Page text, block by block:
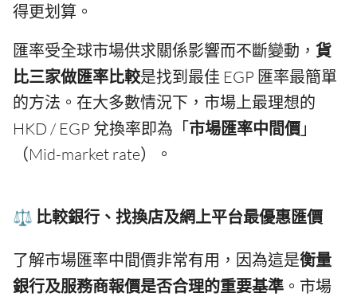
得更划算。
匯率受全球市場供求關係影響而不斷變動， 貨
比三家做匯率比較是找到最佳 EGP 匯率最簡單
的方法。在大多數情況下，市場上最理想的
HKD / EGP 兌換率即為「市場匯率中間價 」
（Mid-market rate）。
⚖️ 比較銀行、找換店及網上平台最優惠匯價
了解市場匯率中間價非常有用，因為這是衡量
銀行及服務商報價是否合理的重要基準 。市場